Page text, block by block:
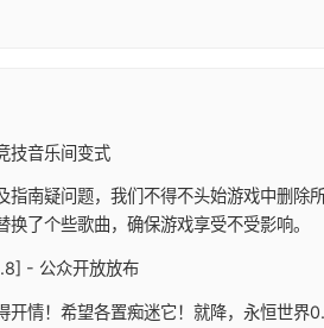
技音乐间变式
指南疑问题，我们不得不头始游戏中删除
了个些歌曲，确保游戏享受不受影响。
- 公众开放放布
开情！希望各置痴迷它！就降，永恒世界